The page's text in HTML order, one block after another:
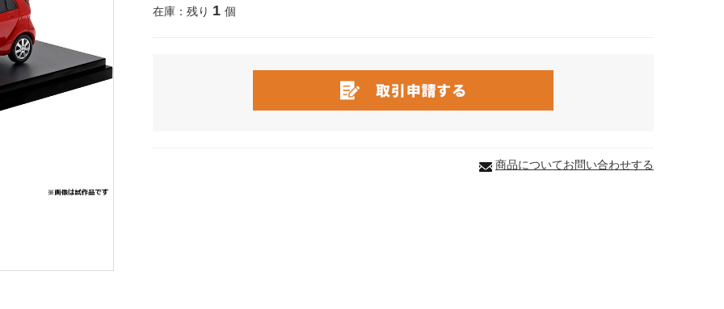
在庫：残り 1 個
商品についてお問い合わせする